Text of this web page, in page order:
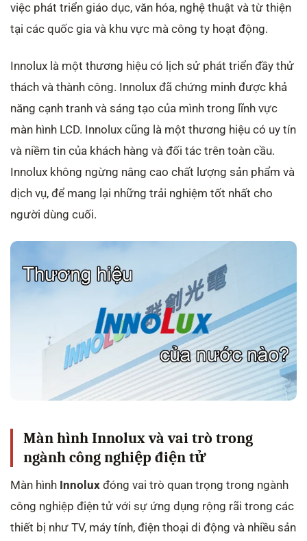
việc phát triển giáo dục, văn hóa, nghệ thuật và từ thiện
tại các quốc gia và khu vực mà công ty hoạt động.
Innolux là một thương hiệu có lịch sử phát triển đầy thử
thách và thành công. Innolux đã chứng minh được khả
năng cạnh tranh và sáng tạo của mình trong lĩnh vực
màn hình LCD. Innolux cũng là một thương hiệu có uy tín
và niềm tin của khách hàng và đối tác trên toàn cầu.
Innolux không ngừng nâng cao chất lượng sản phẩm và
dịch vụ, để mang lại những trải nghiệm tốt nhất cho
người dùng cuối.
Màn hình Innolux và vai trò trong
ngành công nghiệp điện tử
Màn hình Innolux đóng vai trò quan trọng trong ngành
công nghiệp điện tử với sự ứng dụng rộng rãi trong các
thiết bị như TV, máy tính, điện thoại di động và nhiều sản